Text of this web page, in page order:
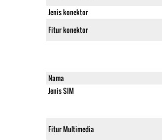
Jenis konektor
Fitur konektor
Nama
Jenis SIM
Fitur Multimedia